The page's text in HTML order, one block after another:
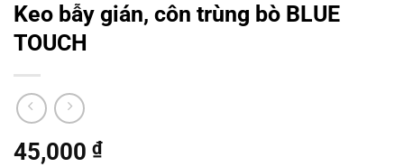
Keo bẫy gián, côn trùng bò BLUE
TOUCH
45,000 ₫